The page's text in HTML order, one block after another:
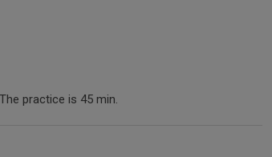
practice is 45 min.